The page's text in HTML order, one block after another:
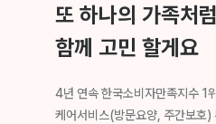
또 하나의 가족처럼
함께 고민 할게요
4년 연속 한국소비자만족지수 1위
케어서비스(방문요양, 주간보호)